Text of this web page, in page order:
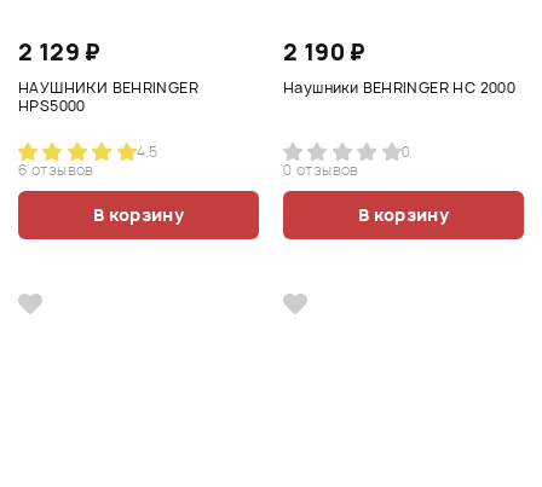
2 129 ₽
НАУШНИКИ BEHRINGER
HPS5000
4.5
6 отзывов
В корзину
2 190 ₽
Наушники BEHRINGER HC 2000
0
0 отзывов
В корзину